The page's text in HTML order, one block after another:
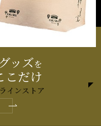
ッズを
こだけ
インストア